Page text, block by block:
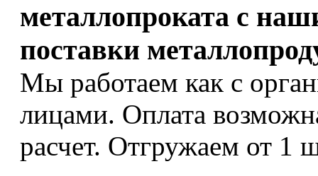
металлопроката с
поставки
Мы работаем как с
лицами. Оплата
расчет. Отгружаем от 1